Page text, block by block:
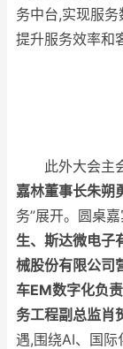
务中台,实现服
提升服务效率和
此外大会主
嘉林董事长朱朔
务”展开。圆桌嘉
生、斯达微电子
械股份有限公司
车EM数字化负
务工程副总监肖
遇,围绕AI、国